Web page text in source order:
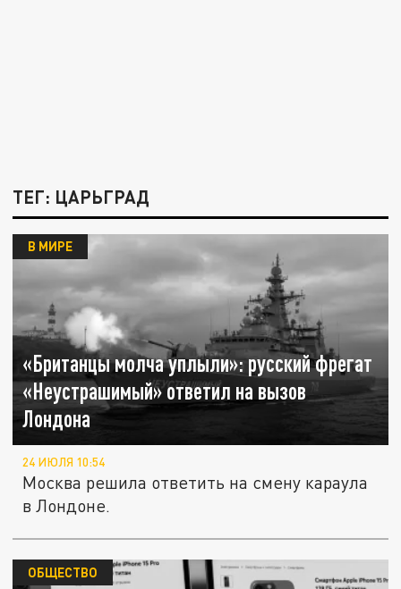
ТЕГ: ЦАРЬГРАД
«Британцы молча уплыли»: русский фрегат
«Неустрашимый» ответил на вызов
Лондона
В МИРЕ
24 ИЮЛЯ 10:54
Москва решила ответить на смену караула
в Лондоне.
ОБЩЕСТВО